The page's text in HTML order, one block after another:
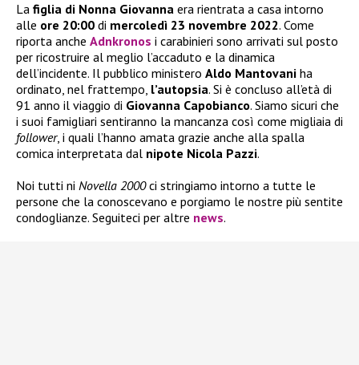
La figlia di Nonna Giovanna era rientrata a casa intorno
alle ore 20:00 di mercoledì 23 novembre 2022. Come
riporta anche Adnkronos i carabinieri sono arrivati sul posto
per ricostruire al meglio l’accaduto e la dinamica
dell’incidente. Il pubblico ministero Aldo Mantovani ha
ordinato, nel frattempo, l’autopsia. Si è concluso all’età di
91 anno il viaggio di Giovanna Capobianco. Siamo sicuri che
i suoi famigliari sentiranno la mancanza così come migliaia di
follower, i quali l’hanno amata grazie anche alla spalla
comica interpretata dal nipote Nicola Pazzi.
Noi tutti ni Novella 2000ci stringiamo intorno a tutte le
persone che la conoscevano e porgiamo le nostre più sentite
condoglianze. Seguiteci per altre news.